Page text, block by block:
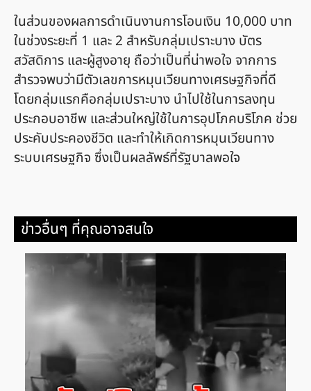
ในส่วนของผลการดำเนินงานการโอนเงิน 10,000 บาท
ในช่วงระยะที่ 1 และ 2 สำหรับกลุ่มเปราะบาง บัตร
สวัสดิการ และผู้สูงอายุ ถือว่าเป็นที่น่าพอใจ จากการ
สำรวจพบว่ามีตัวเลขการหมุนเวียนทางเศรษฐกิจที่ดี
โดยกลุ่มแรกคือกลุ่มเปราะบาง นำไปใช้ในการลงทุน
ประกอบอาชีพ และส่วนใหญ่ใช้ในการอุปโภคบริโภค ช่วย
ประคับประคองชีวิต และทำให้เกิดการหมุนเวียนทาง
ระบบเศรษฐกิจ ซึ่งเป็นผลลัพธ์ที่รัฐบาลพอใจ
ข่าวอื่นๆ ที่คุณอาจสนใจ